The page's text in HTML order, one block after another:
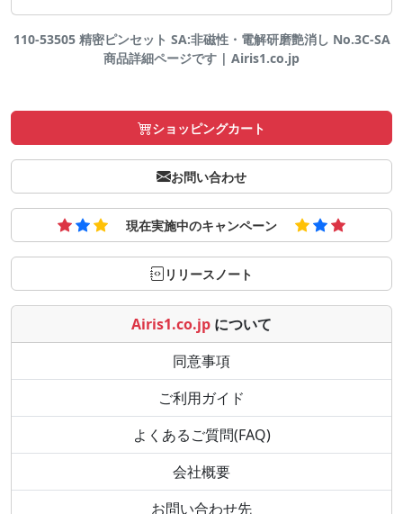
110-53505 精密ピンセット SA:非磁性・電解研磨艶消し No.3C-SA
商品詳細ページです | Airis1.co.jp
ショッピングカート
お問い合わせ
現在実施中のキャンペーン
リリースノート
Airis1.co.jp について
同意事項
ご利用ガイド
よくあるご質問(FAQ)
会社概要
お問い合わせ先